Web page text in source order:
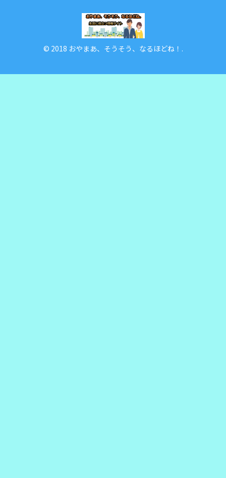
© 2018 おやまあ、そうそう、なるほどね！.